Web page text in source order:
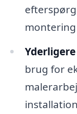
brug for